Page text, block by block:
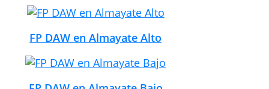
FP DAW en Almayate Alto